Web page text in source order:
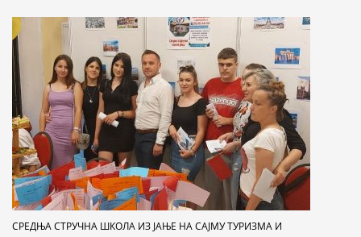
СРЕДЊА СТРУЧНА ШКОЛА ИЗ ЈАЊЕ НА САЈМУ ТУРИЗМА И